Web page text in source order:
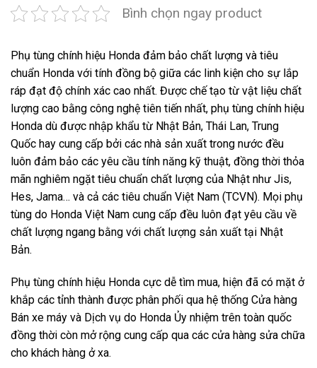
Bình chọn ngay product
Phụ tùng chính hiệu Honda đảm bảo chất lượng và tiêu
chuẩn Honda với tính đồng bộ giữa các linh kiện cho sự lắp
ráp đạt độ chính xác cao nhất. Được chế tạo từ vật liệu chất
lượng cao bằng công nghệ tiên tiến nhất, phụ tùng chính hiệu
Honda dù được nhập khẩu từ Nhật Bản, Thái Lan, Trung
Quốc hay cung cấp bởi các nhà sản xuất trong nước đều
luôn đảm bảo các yêu cầu tính năng kỹ thuật, đồng thời thỏa
mãn nghiêm ngặt tiêu chuẩn chất lượng của Nhật như Jis,
Hes, Jama… và cả các tiêu chuẩn Việt Nam (TCVN). Mọi phụ
tùng do Honda Việt Nam cung cấp đều luôn đạt yêu cầu về
chất lượng ngang bằng với chất lượng sản xuất tại Nhật
Bản.
Phụ tùng chính hiệu Honda cực dễ tìm mua, hiện đã có mặt ở
khắp các tỉnh thành được phân phối qua hệ thống Cửa hàng
Bán xe máy và Dịch vụ do Honda Ủy nhiệm trên toàn quốc
đồng thời còn mở rộng cung cấp qua các cửa hàng sửa chữa
cho khách hàng ở xa.